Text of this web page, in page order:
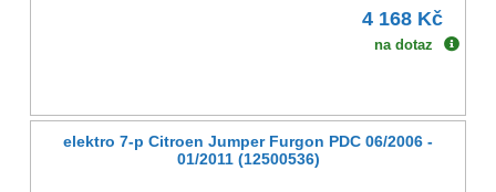
4 168 Kč
na dotaz
elektro 7-p Citroen Jumper Furgon PDC 06/2006 -
01/2011 (12500536)